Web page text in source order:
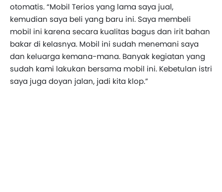
otomatis. “Mobil Terios yang lama saya jual,
kemudian saya beli yang baru ini. Saya membeli
mobil ini karena secara kualitas bagus dan irit bahan
bakar di kelasnya. Mobil ini sudah menemani saya
dan keluarga kemana-mana. Banyak kegiatan yang
sudah kami lakukan bersama mobil ini. Kebetulan istri
saya juga doyan jalan, jadi kita klop.”